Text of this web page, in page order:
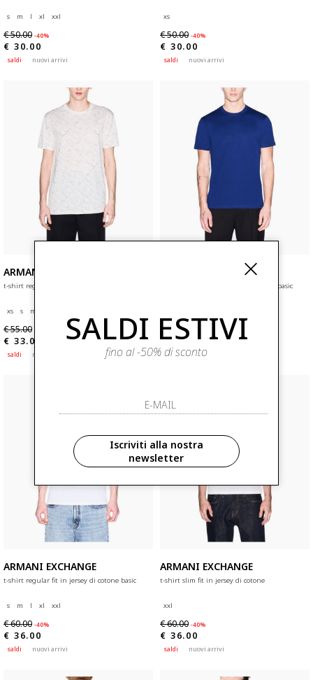
s m l xl xxl
€ 50.00 -40%
€ 30.00
saldi nuovi arrivi
xs
€ 50.00 -40%
€ 30.00
saldi nuovi arrivi
ARMANI EXCHANGE
t-shirt regular fit in jersey di cotone
xs s m
€ 55.00
€ 33.00
saldi nuovi arrivi
ARMANI EXCHANGE
t-shirt regular fit in jersey di cotone basic
€ 60.00
€ 36.00
saldi nuovi arrivi
ARMANI EXCHANGE
t-shirt regular fit in jersey di cotone basic
s m l xl xxl
€ 60.00 -40%
€ 36.00
saldi nuovi arrivi
ARMANI EXCHANGE
t-shirt slim fit in jersey di cotone
xxl
€ 60.00 -40%
€ 36.00
saldi nuovi arrivi
SALDI ESTIVI
fino al -50% di sconto
Iscriviti alla nostra
newsletter